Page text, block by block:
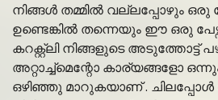
നിങ്ങൾ തമ്മിൽ വല്ലപ്പോഴും ഒരു
ഉണ്ടെങ്കിൽ തന്നെയും ഈ ഒരു
കറക്റ്റ്ലി നിങ്ങളുടെ അടുത്തോട്ട്
അറ്റാച്ച്മെന്റോ കാര്യങ്ങളോ
ഒഴിഞ്ഞു മാറുകയാണ് . ചിലപ്പോൾ